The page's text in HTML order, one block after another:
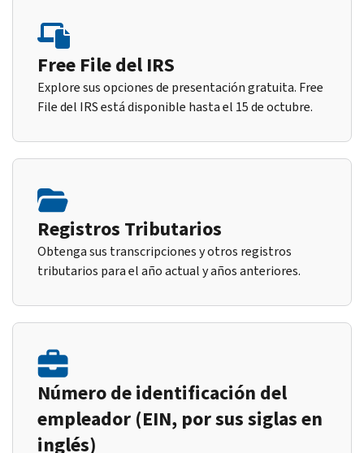
Free File del IRS
Explore sus opciones de presentación gratuita. Free
File del IRS está disponible hasta el 15 de octubre.
Registros Tributarios
Obtenga sus transcripciones y otros registros
tributarios para el año actual y años anteriores.
Número de identificación del
empleador (EIN, por sus siglas en
inglés)